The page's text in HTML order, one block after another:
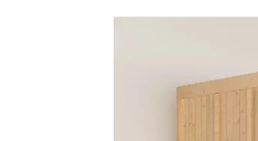
produktu